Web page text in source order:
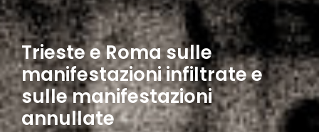
Trieste e Roma sulle
manifestazioni infiltrate e
sulle manifestazioni
annullate